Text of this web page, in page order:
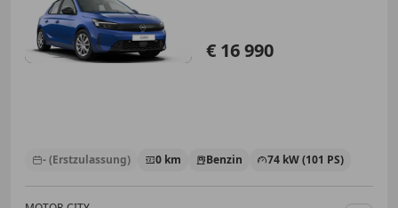
€ 16 990
- (Erstzulassung) 0 km Benzin 74 kW (101 PS)